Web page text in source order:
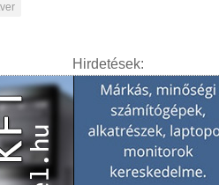
Hirdetések: